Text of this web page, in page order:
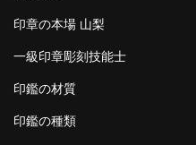
印章の本場 山梨
一級印章彫刻技能士
印鑑の材質
印鑑の種類